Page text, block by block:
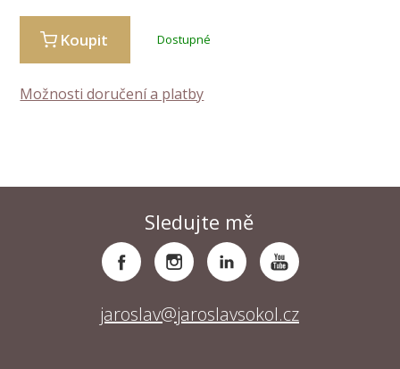
Koupit Dostupné
Možnosti doručení a platby
Sledujte mě
jaroslav@jaroslavsokol.cz